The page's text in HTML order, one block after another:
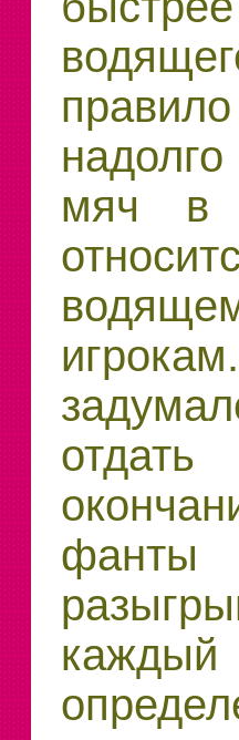
мяч в
фанты
каждый